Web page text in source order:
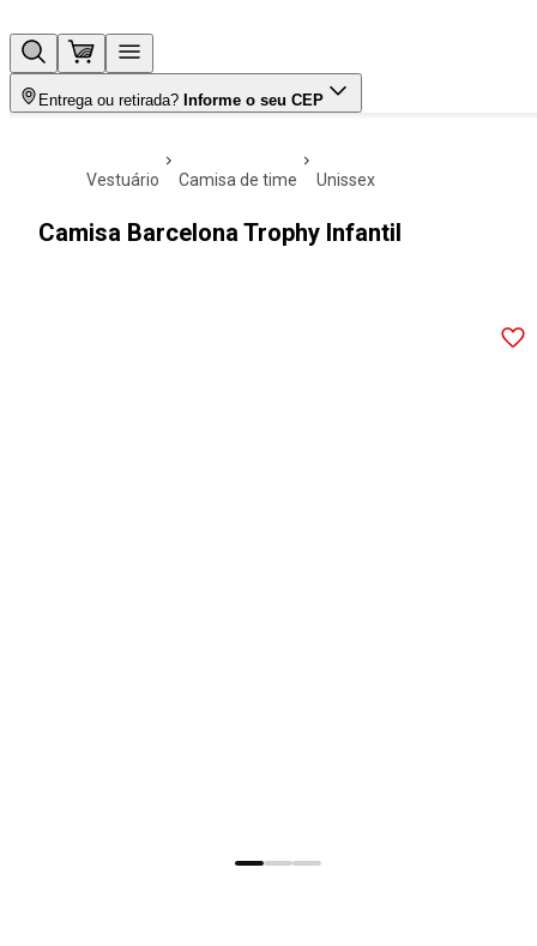
Entrega ou retirada? Informe o seu CEP
vestuário camisa de time unissex
Camisa Barcelona Trophy Infantil